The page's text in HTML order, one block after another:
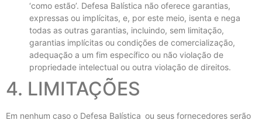
‘como estão’. Defesa Balística não oferece garantias,
expressas ou implícitas, e, por este meio, isenta e nega
todas as outras garantias, incluindo, sem limitação,
garantias implícitas ou condições de comercialização,
adequação a um fim específico ou não violação de
propriedade intelectual ou outra violação de direitos.
4. LIMITAÇÕES
Em nenhum caso o Defesa Balística ou seus fornecedores serão